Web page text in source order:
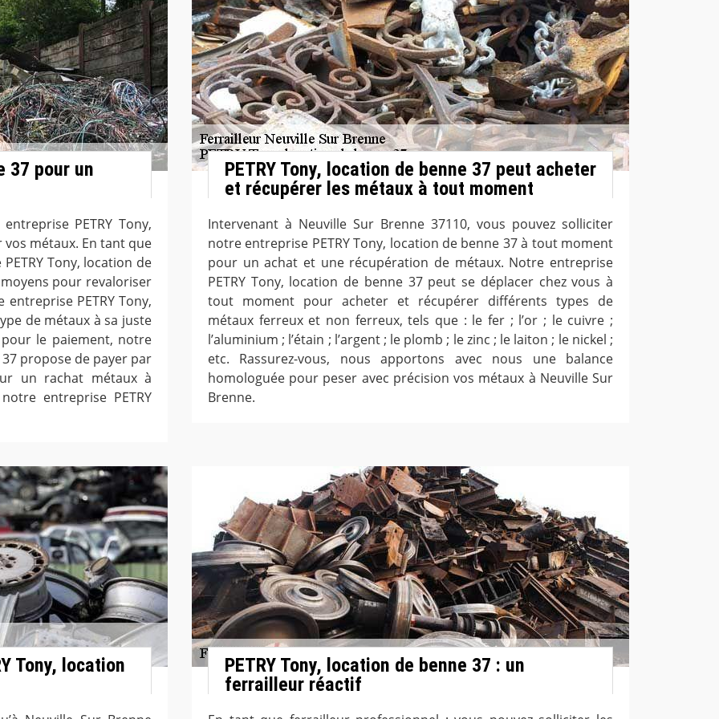
37 pour un
PETRY Tony,
métaux. En tant que
Tony, location de
pour revaloriser
PETRY Tony,
de métaux à sa juste
le paiement, notre
propose de payer par
un rachat métaux à
entreprise PETRY
PETRY Tony, location de benne 37 peut acheter
et récupérer les métaux à tout moment
Intervenant à Neuville Sur Brenne 37110, vous pouvez solliciter
notre entreprise PETRY Tony, location de benne 37 à tout moment
pour un achat et une récupération de métaux. Notre entreprise
PETRY Tony, location de benne 37 peut se déplacer chez vous à
tout moment pour acheter et récupérer différents types de
métaux ferreux et non ferreux, tels que : le fer ; l’or ; le cuivre ;
l’aluminium ; l’étain ; l’argent ; le plomb ; le zinc ; le laiton ; le nickel ;
etc. Rassurez-vous, nous apportons avec nous une balance
homologuée pour peser avec précision vos métaux à Neuville Sur
Brenne.
Tony, location
PETRY Tony, location de benne 37 : un
ferrailleur réactif